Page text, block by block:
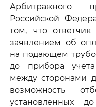
Арбитражного
Российской
том, что
заявлением об
на подающем
до прибора
между сторонами
возможность
установленных